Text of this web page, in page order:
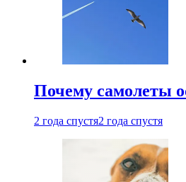
Почему самолеты
2 года спустя2 года спустя